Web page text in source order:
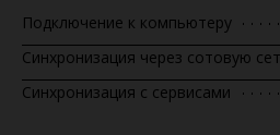
Подключение к компьютеру
Синхронизация через сотовую
Синхронизация с сервисами